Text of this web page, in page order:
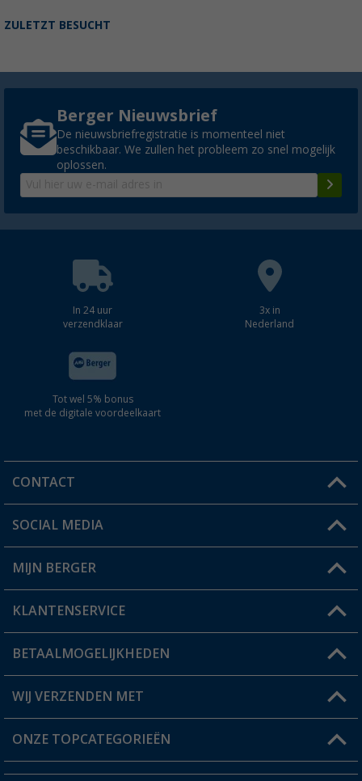
ZULETZT BESUCHT
Berger Nieuwsbrief
De nieuwsbriefregistratie is momenteel niet
beschikbaar. We zullen het probleem zo snel mogelijk
oplossen.
In 24 uur
verzendklaar
3x in
Nederland
Tot wel 5% bonus
met de digitale voordeelkaart
CONTACT
Een vraag?
Winkel vinden
SOCIAL MEDIA
MIJN BERGER
Mijn account
Status bestelling
Verlanglijstje
KLANTENSERVICE
FAQ & Contact
Verzendinformatie
Catalogus
BETAALMOGELIJKHEDEN
WIJ VERZENDEN MET
ONZE TOPCATEGORIEËN